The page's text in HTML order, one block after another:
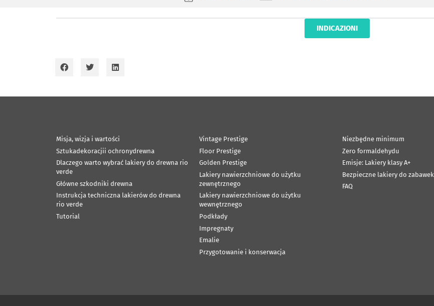
INDICAZIONI
Misja, wizja i wartości
Sztukadekoracjii ochronydrewna
Dlaczego warto wybrać lakiery do drewna rio
verde
Główne szkodniki drewna
Instrukcja techniczna lakierów do drewna
rio verde
Tutorial
Vintage Prestige
Floor Prestige
Golden Prestige
Lakiery nawierzchniowe do użytku
zewnętrznego
Lakiery nawierzchniowe do użytku
wewnętrznego
Podkłady
Impregnaty
Emalie
Przygotowanie i konserwacja
Niezbędne minimum
Zero formaldehydu
Emisje: Lakiery klasy A+
Bezpieczne lakiery do zabawek
FAQ